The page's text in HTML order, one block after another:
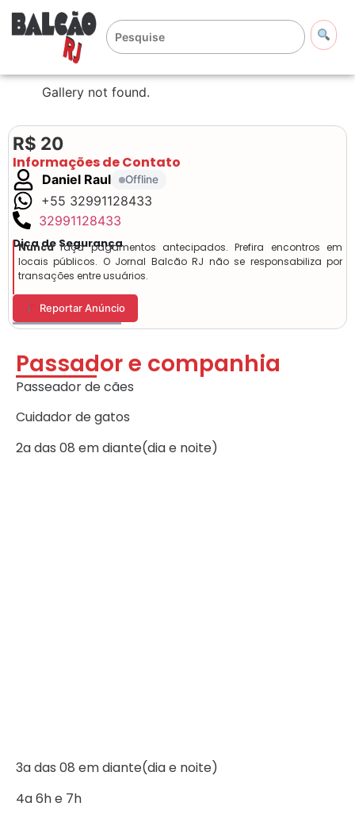
Gallery not found.
R$ 20
Informações de Contato
Daniel Raul Offline
+55 32991128433
32991128433
Dica de Segurança
Nuncafaça pagamentos antecipados. Prefira encontros em
locais públicos. O Jornal Balcão RJ não se responsabiliza por
transações entre usuários.
Reportar Anúncio
Passador e companhia
Passeador de cães
Cuidador de gatos
2a das 08 em diante(dia e noite)
3a das 08 em diante(dia e noite)
4a 6h e 7h